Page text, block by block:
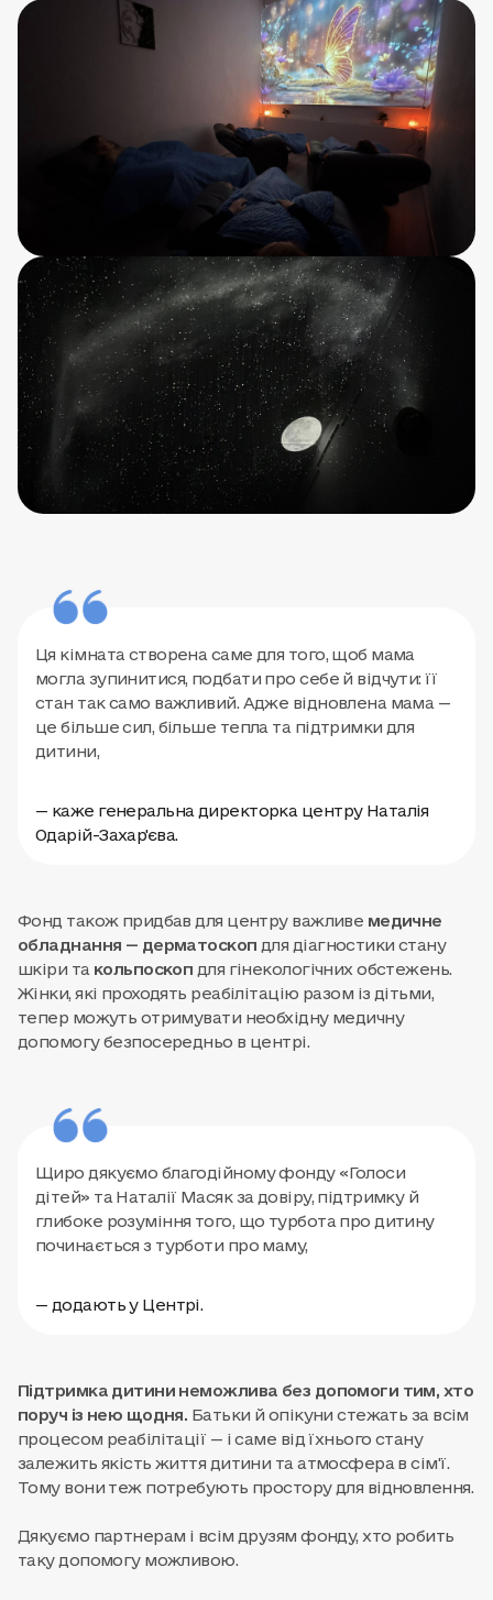
Ця кімната створена саме для того, щоб мама
могла зупинитися, подбати про себе й відчути: її
стан так само важливий. Адже відновлена мама —
це більше сил, більше тепла та підтримки для
дитини,
— каже генеральна директорка центру Наталія
Одарій-Захар'єва.
Фонд також придбав для центру важливе медичне
обладнання — дерматоскоп для діагностики стану
шкіри та кольпоскоп для гінекологічних обстежень.
Жінки, які проходять реабілітацію разом із дітьми,
тепер можуть отримувати необхідну медичну
допомогу безпосередньо в центрі.
Щиро дякуємо благодійному фонду «Голоси
дітей» та Наталії Масяк за довіру, підтримку й
глибоке розуміння того, що турбота про дитину
починається з турботи про маму,
— додають у Центрі.
Підтримка дитини неможлива без допомоги тим, хто
поруч із нею щодня. Батьки й опікуни стежать за всім
процесом реабілітації — і саме від їхнього стану
залежить якість життя дитини та атмосфера в сім'ї.
Тому вони теж потребують простору для відновлення.
Дякуємо партнерам і всім друзям фонду, хто робить
таку допомогу можливою.